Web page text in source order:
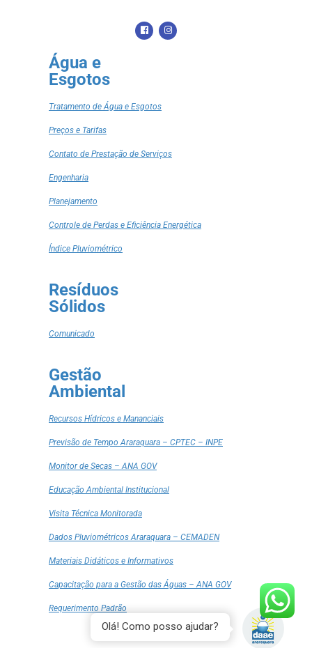
Água e
Esgotos
Tratamento de Água e Esgotos
Preços e Tarifas
Contato de Prestação de Serviços
Engenharia
Planejamento
Controle de Perdas e Eficiência Energética
Índice Pluviométrico
Resíduos
Sólidos
Comunicado
Gestão
Ambiental
Recursos Hídricos e Mananciais
Previsão de Tempo Araraquara – CPTEC – INPE
Monitor de Secas – ANA GOV
Educação Ambiental Institucional
Visita Técnica Monitorada
Dados Pluviométricos Araraquara – CEMADEN
Materiais Didáticos e Informativos
Capacitação para a Gestão das Águas – ANA GOV
Requerimento Padrão
Olá! Como posso ajudar?